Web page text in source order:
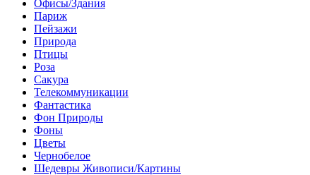
Офисы/Здания
Париж
Пейзажи
Природа
Птицы
Роза
Сакура
Телекоммуникации
Фантастика
Фон Природы
Фоны
Цветы
Чернобелое
Шедевры Живописи/Картины